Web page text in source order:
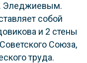
Эледжиевым.
собой
и 2 стены
Союза,
труда.